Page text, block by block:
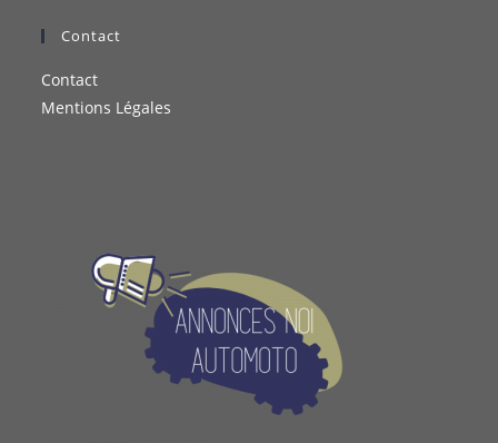
Contact
Contact
Mentions Légales